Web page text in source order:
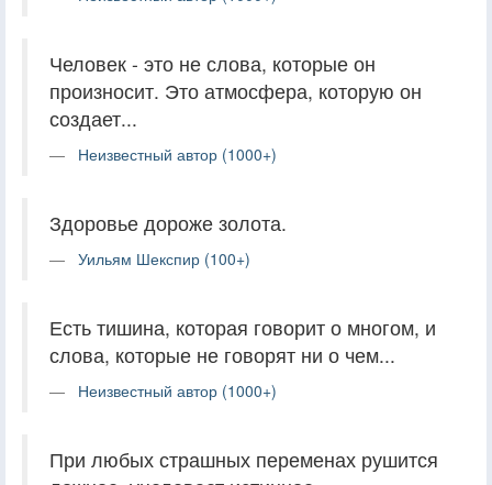
Человек - это не слова, которые он
произносит. Это атмосфера, которую он
создает...
Неизвестный автор (1000+)
Здоровье дороже золота.
Уильям Шекспир (100+)
Есть тишина, которая говорит о многом, и
слова, которые не говорят ни о чем...
Неизвестный автор (1000+)
При любых страшных переменах рушится